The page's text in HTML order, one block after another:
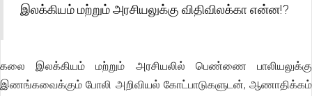
இலக்கியம் மற்றும் அரசியலுக்கு விதிவிலக்கா என்ன!?
கலை இலக்கியம் மற்றும் அரசியலில் பெண்ணை பாலியலுக்கு
இணங்கவைக்கும் போலி அறிவியல் கோட்பாடுகளுடன், ஆணாதிக்கம்